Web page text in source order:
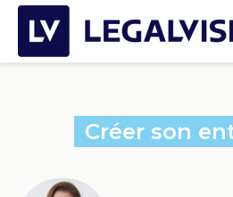
Créer son